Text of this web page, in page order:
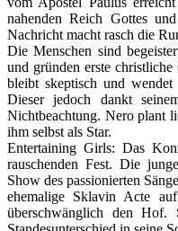
nahenden Reich Gottes
Nachricht macht rasch die
Die Menschen sind
und gründen erste
bleibt skeptisch und
Dieser jedoch dankt
Nichtbeachtung. Nero plant
ihm selbst als Star.
Entertaining Girls: Das
rauschenden Fest. Die
Show des passionierten
ehemalige Sklavin Acte
überschwänglich den